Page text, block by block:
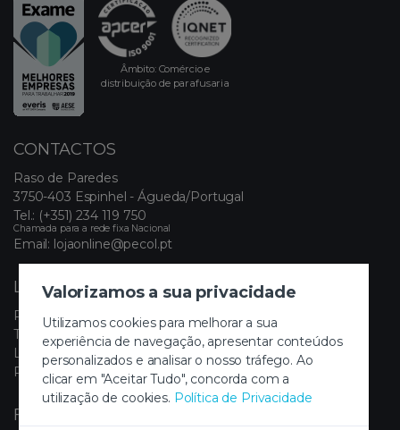
Valorizamos a sua privacidade
Utilizamos cookies para melhorar a sua
experiência de navegação, apresentar conteúdos
personalizados e analisar o nosso tráfego. Ao
clicar em "Aceitar Tudo", concorda com a
utilização de cookies. Política de Privacidade
Âmbito: Comércio e
distribuição de parafusaria
CONTACTOS
Raso de Paredes
3750-403 Espinhel - Águeda/Portugal
Tel.: (+351) 234 119 750
Chamada para a rede fixa Nacional
Email: lojaonline@pecol.pt
LINKS ÚTEIS
Política de Privacidade
Termos e Condições
Livro de Reclamações Eletrónico
Painel de Cookies
FIQUE A PAR DAS NOVIDADES